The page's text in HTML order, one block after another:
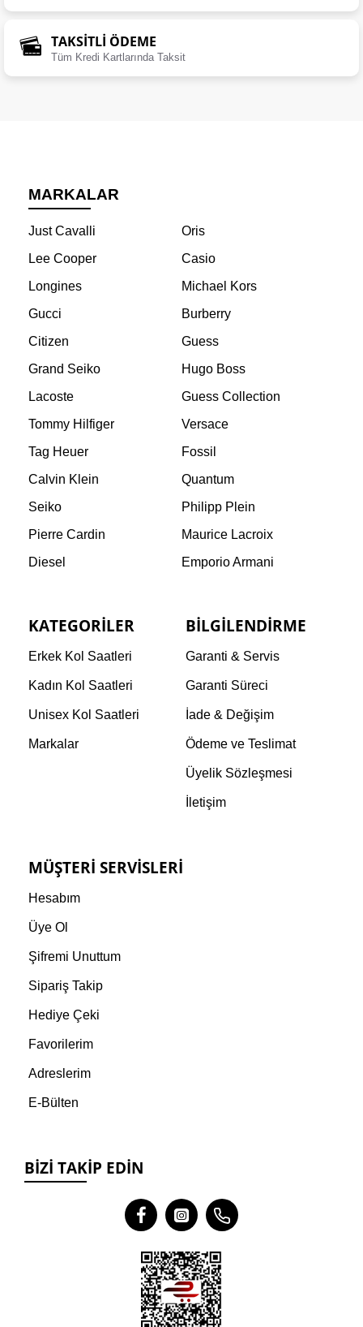
TAKSİTLİ ÖDEME
Tüm Kredi Kartlarında Taksit
MARKALAR
Just Cavalli
Oris
Lee Cooper
Casio
Longines
Michael Kors
Gucci
Burberry
Citizen
Guess
Grand Seiko
Hugo Boss
Lacoste
Guess Collection
Tommy Hilfiger
Versace
Tag Heuer
Fossil
Calvin Klein
Quantum
Seiko
Philipp Plein
Pierre Cardin
Maurice Lacroix
Diesel
Emporio Armani
KATEGORILER
Erkek Kol Saatleri
Kadın Kol Saatleri
Unisex Kol Saatleri
Markalar
BILGILENDIRME
Garanti & Servis
Garanti Süreci
İade & Değişim
Ödeme ve Teslimat
Üyelik Sözleşmesi
İletişim
MÜŞTERI SERVISLERI
Hesabım
Üye Ol
Şifremi Unuttum
Sipariş Takip
Hediye Çeki
Favorilerim
Adreslerim
E-Bülten
BIZI TAKIP EDIN